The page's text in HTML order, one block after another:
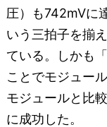
圧）も742mVに
いう三拍子を揃
ている。しかも
ことでモジュー
モジュールと比
に成功した。